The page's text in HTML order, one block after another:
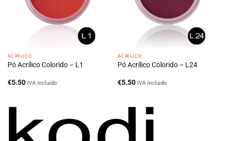
ACRÍLICO
Pó Acrílico Colorido – L1
€5.50 IVA incluido
ACRÍLICO
Pó Acrílico Colorido – L24
€5.50 IVA incluido